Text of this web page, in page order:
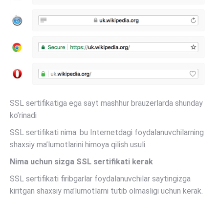
SSL sertifikatiga ega sayt mashhur brauzerlarda shunday
ko’rinadi
SSL sertifikati nima: bu Internetdagi foydalanuvchilarning
shaxsiy ma’lumotlarini himoya qilish usuli.
Nima uchun sizga SSL sertifikati kerak
SSL sertifikati firibgarlar foydalanuvchilar saytingizga
kiritgan shaxsiy ma’lumotlarni tutib olmasligi uchun kerak.